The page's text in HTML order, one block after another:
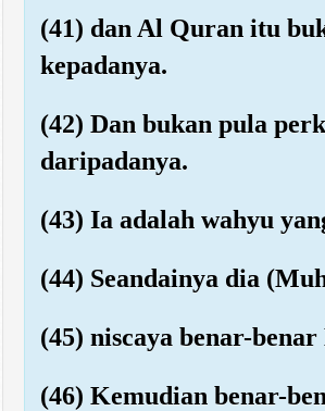
(41) dan Al Quran itu
kepadanya.
(42) Dan bukan pula
daripadanya.
(43) Ia adalah wahyu
(44) Seandainya dia
(45) niscaya benar-
(46) Kemudian benar-